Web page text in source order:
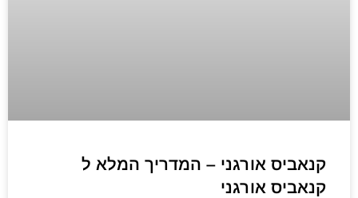
קנאביס אורגני – המדריך המלא ל
קנאביס אורגני